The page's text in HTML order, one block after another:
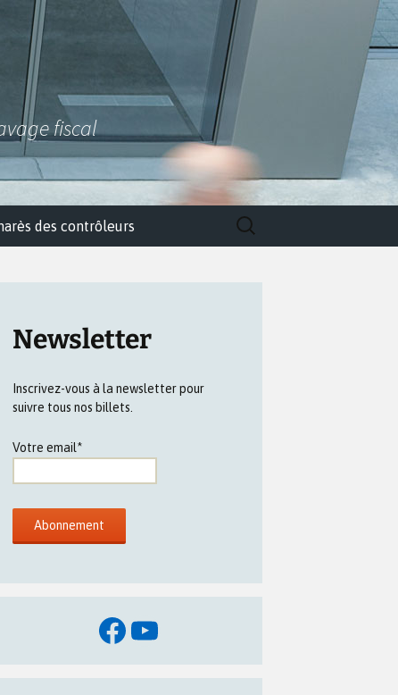
fiscal
des contrôleurs
Rechercher :
Newsletter
Inscrivez-vous à la newsletter pour
suivre tous nos billets.
Votre email*
Facebook
YouTube